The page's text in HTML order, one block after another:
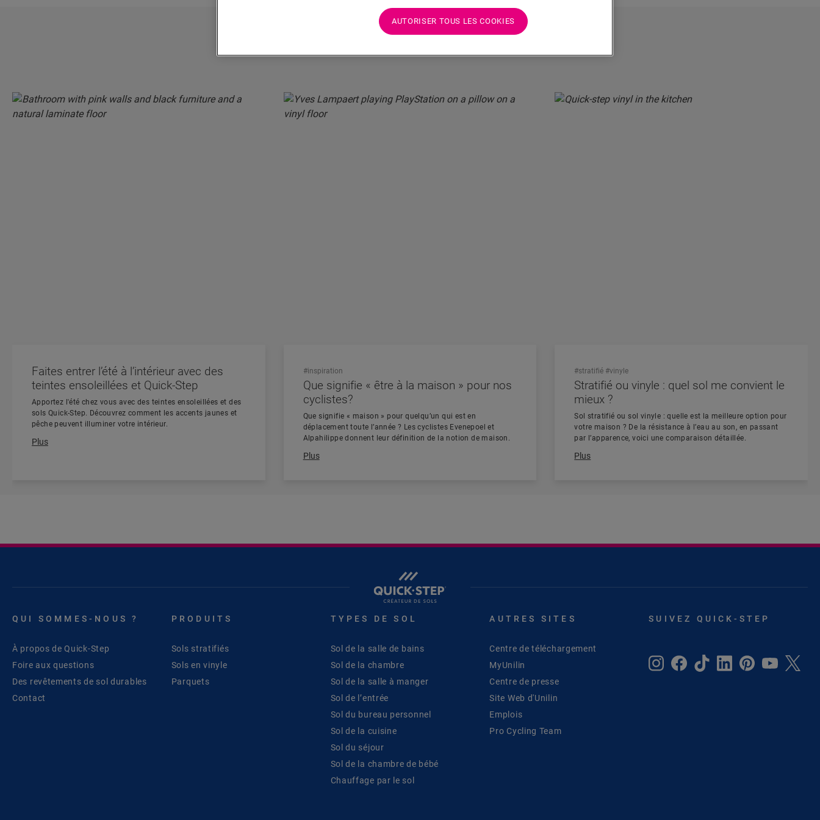
Faites entrer l’été à l’intérieur avec des
teintes ensoleillées et Quick-Step
Apportez l'été chez vous avec des teintes ensoleillées et des
sols Quick-Step. Découvrez comment les accents jaunes et
pêche peuvent illuminer votre intérieur.
Plus
Que signifie « être à la maison » pour nos
cyclistes?
Que signifie « maison » pour quelqu’un qui est en
déplacement toute l’année ? Les cyclistes Evenepoel et
Alpahilippe donnent leur définition de la notion de maison.
Plus
#inspiration
Stratifié ou vinyle : quel sol me convient le
mieux ?
Sol stratifié ou sol vinyle : quelle est la meilleure option pour
votre maison ? De la résistance à l’eau au son, en passant
par l’apparence, voici une comparaison détaillée.
Plus
#stratifié #vinyle
QUI SOMMES-NOUS ?
À propos de Quick-Step
Foire aux questions
Des revêtements de sol durables
Contact
PRODUITS
Sols stratifiés
Sols en vinyle
Parquets
TYPES DE SOL
Sol de la salle de bains
Sol de la chambre
Sol de la salle à manger
Sol de l’entrée
Sol du bureau personnel
Sol de la cuisine
Sol du séjour
Sol de la chambre de bébé
Chauffage par le sol
AUTRES SITES
Centre de téléchargement
MyUnilin
Centre de presse
Site Web d'Unilin
Emplois
Pro Cycling Team
SUIVEZ QUICK-STEP
AUTORISER TOUS LES COOKIES